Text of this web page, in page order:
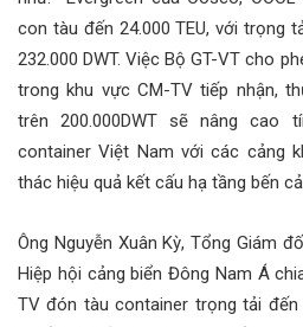
con tàu đến 24.000 TEU, với trọng
232.000 DWT. Việc Bộ GT-VT cho
trong khu vực CM-TV tiếp nhận,
trên 200.000DWT sẽ nâng cao
container Việt Nam với các cảng
thác hiệu quả kết cấu hạ tầng bến
Ông Nguyễn Xuân Kỳ, Tổng Giám
Hiệp hội cảng biển Đông Nam Á
TV đón tàu container trọng tải đến